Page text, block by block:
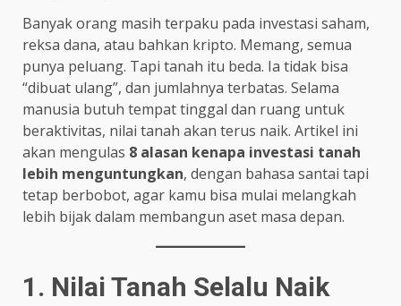
Banyak orang masih terpaku pada investasi saham,
reksa dana, atau bahkan kripto. Memang, semua
punya peluang. Tapi tanah itu beda. Ia tidak bisa
“dibuat ulang”, dan jumlahnya terbatas. Selama
manusia butuh tempat tinggal dan ruang untuk
beraktivitas, nilai tanah akan terus naik. Artikel ini
akan mengulas 8 alasan kenapa investasi tanah
lebih menguntungkan, dengan bahasa santai tapi
tetap berbobot, agar kamu bisa mulai melangkah
lebih bijak dalam membangun aset masa depan.
1. Nilai Tanah Selalu Naik